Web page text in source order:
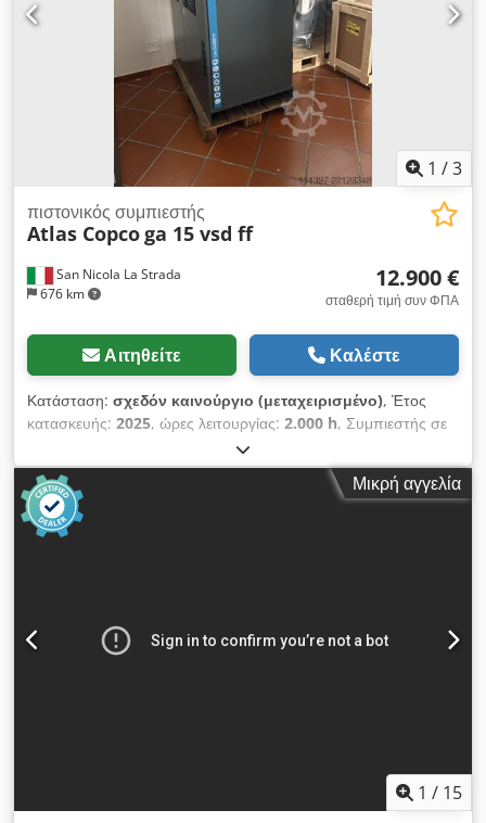
1 /3
San Nicola La Strada
676 km
πιστονικός συμπιεστής
Atlas Copcoga 15 vsd ff
12.900 €
σταθερή τιμή συν ΦΠΑ
Αιτηθείτε Καλέστε
Κατάσταση: σχεδόν καινούργιο (μεταχειρισμένο), Έτος
κατασκευής: 2025, ώρες λειτουργίας: 2.000 h, Συμπιεστής σε
κατάσταση σαν καινούργιος (εκθεσιακός συμπιεστής), μόνο
2.000 ώρες λειτουργίας. Είμαστε επίσημοι αντιπρόσωποι. Τιμή
καταλόγου καινούργιου: 32.074 ευρώ. Cedpfx Afozdf Iyo Dsrf
Κύρια χαρακτηριστικά: Μέγιστη πίεση: 10 bar Ισχύς: 15kW / 20
HP Παροχή: 2.940 λίτρα/λεπτό
Μικρή αγγελία
1 / 15